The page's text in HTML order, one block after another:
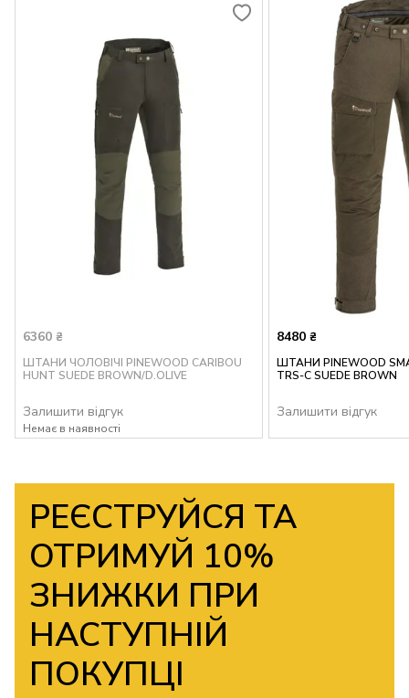
6360 ₴
ШТАНИ ЧОЛОВІЧІ PINEWOOD CARIBOU
HUNT SUEDE BROWN/D.OLIVE
Залишити відгук
Немає в наявності
8480 ₴
ШТАНИ PINEWOOD
TRS-C SUEDE BROWN
Залишити відгук
РЕЄСТРУЙСЯ ТА
ОТРИМУЙ 10%
ЗНИЖКИ ПРИ
НАСТУПНІЙ
ПОКУПЦІ